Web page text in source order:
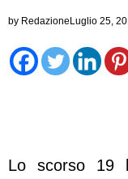
by RedazioneLuglio 25,
Lo scorso 19